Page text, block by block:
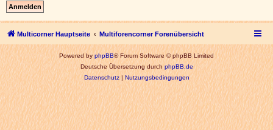
Multicorner Hauptseite Multiforencorner Forenübersicht
Powered byphpBB® Forum Software © phpBB Limited
Deutsche Übersetzung durchphpBB.de
Datenschutz| Nutzungsbedingungen